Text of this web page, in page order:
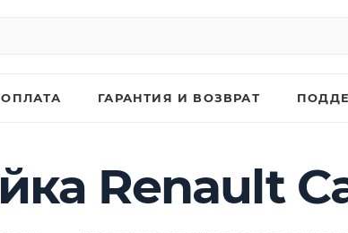
ОПЛАТА ГАРАНТИЯ И ВОЗВРАТ
Renault